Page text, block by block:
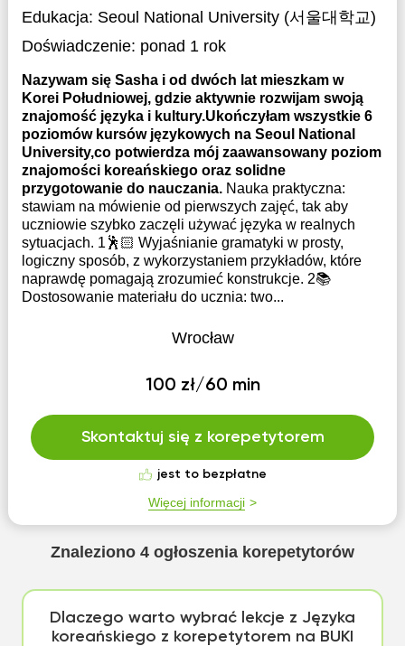
Edukacja: Seoul National University (서울대학교)
Doświadczenie: ponad 1 rok
Nazywam się Sasha i od dwóch lat mieszkam w
Korei Południowej, gdzie aktywnie rozwijam swoją
znajomość języka i kultury.Ukończyłam wszystkie 6
poziomów kursów językowych na Seoul National
University,co potwierdza mój zaawansowany poziom
znajomości koreańskiego oraz solidne
przygotowanie do nauczania. Nauka praktyczna:
stawiam na mówienie od pierwszych zajęć, tak aby
uczniowie szybko zaczęli używać języka w realnych
sytuacjach. 1🕺🏻 Wyjaśnianie gramatyki w prosty,
logiczny sposób, z wykorzystaniem przykładów, które
naprawdę pomagają zrozumieć konstrukcje. 2📚
Dostosowanie materiału do ucznia: two...
Wrocław
100 zł/60 min
Skontaktuj się z korepetytorem
jest to bezpłatne
Więcej informacji
Znaleziono 4 ogłoszenia korepetytorów
Dlaczego warto wybrać lekcje z Języka
koreańskiego z korepetytorem na BUKI